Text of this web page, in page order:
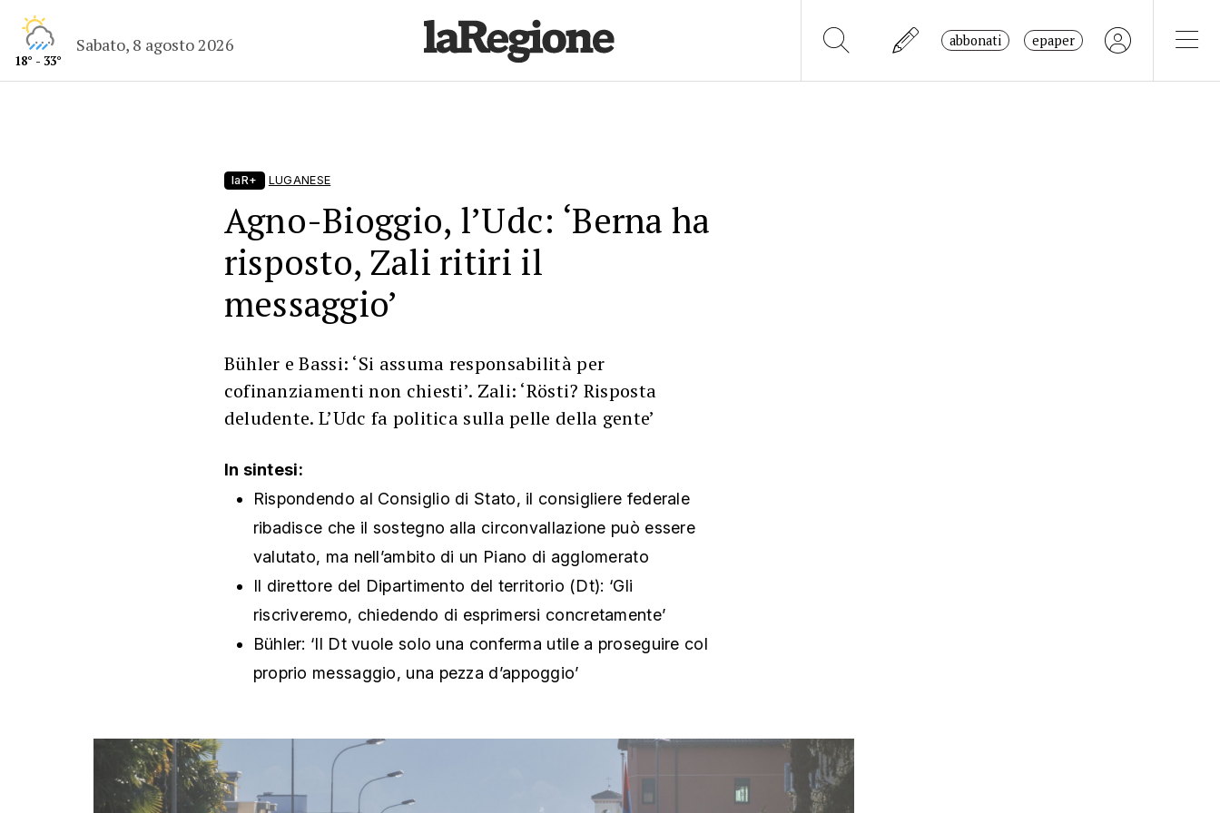
18° - 33°
Sabato, 8 agosto 2026 abbonati epaper
laR+ LUGANESE
Agno-Bioggio, l’Udc: ‘Berna ha
risposto, Zali ritiri il
messaggio’
Bühler e Bassi: ‘Si assuma responsabilità per
cofinanziamenti non chiesti’. Zali: ‘Rösti? Risposta
deludente. L’Udc fa politica sulla pelle della gente’
In sintesi:
Rispondendo al Consiglio di Stato, il consigliere federale
ribadisce che il sostegno alla circonvallazione può essere
valutato, ma nell’ambito di un Piano di agglomerato
Il direttore del Dipartimento del territorio (Dt): ‘Gli
riscriveremo, chiedendo di esprimersi concretamente’
Bühler: ‘Il Dt vuole solo una conferma utile a proseguire col
proprio messaggio, una pezza d’appoggio’